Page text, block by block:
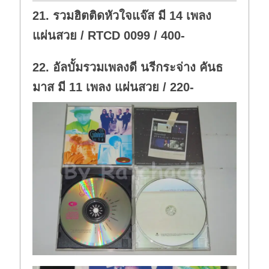
.
21. รวมฮิตติดหัวใจแจ๊ส มี 14 เพลง
แผ่นสวย / RTCD 0099 / 400-
22. อัลบั้มรวมเพลงดี นรีกระจ่าง คันธ
มาส มี 11 เพลง แผ่นสวย / 220-